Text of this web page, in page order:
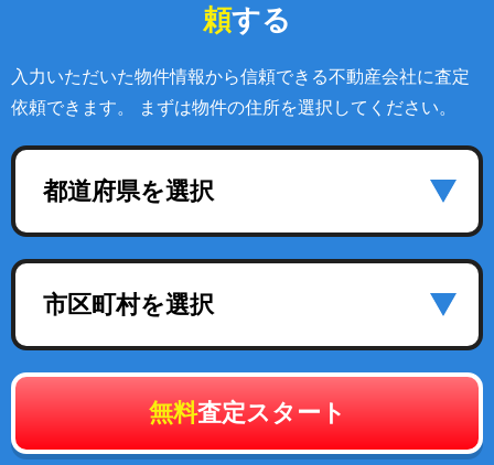
頼する
入力いただいた物件情報から信頼できる不動産会社に査定
依頼できます。 まずは物件の住所を選択してください。
都道府県を選択
市区町村を選択
無料査定スタート